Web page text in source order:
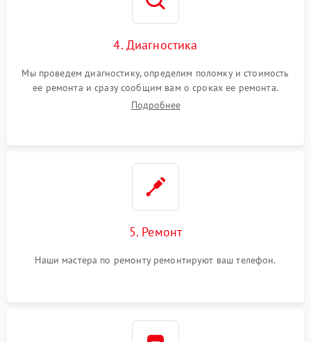
4. Диагностика
Мы проведем диагностику, определим поломку и стоимость
ее ремонта и сразу сообщим вам о сроках ее ремонта.
Подробнее
5. Ремонт
Наши мастера по ремонту ремонтируют ваш телефон.